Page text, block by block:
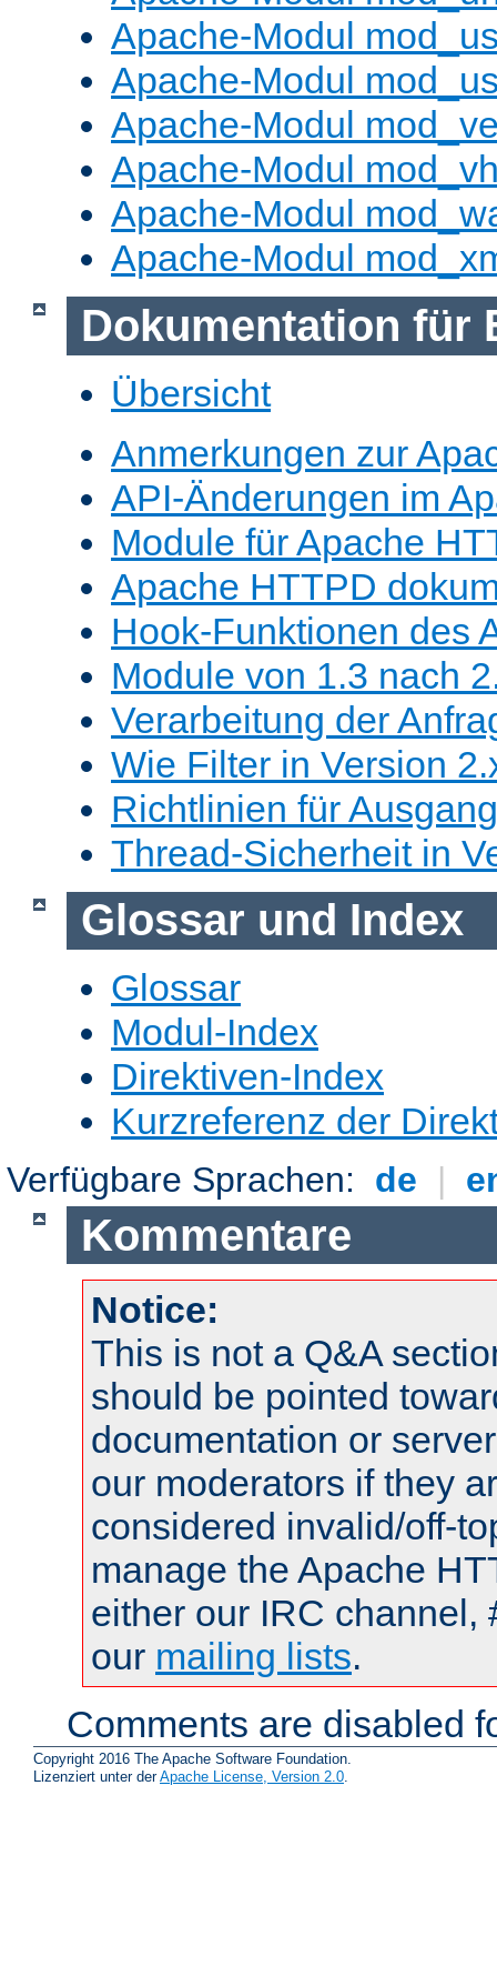
Apache-Modul
Apache-Modul
Apache-Modul
Apache-Modul
Apache-Modul
Apache-Modul
Dokumentation für
Übersicht
Anmerkungen zur
API-Änderungen im
Module für Apache
Apache HTTPD
Hook-Funktionen des
Module von 1.3 nach
Verarbeitung der
Wie Filter in Version
Richtlinien für
Thread-Sicherheit in
Glossar und Index
Glossar
Modul-Index
Direktiven-Index
Kurzreferenz der
Verfügbare Sprachen: de |
Kommentare
Notice:
This is not a Q&A
should be pointed
documentation or
our moderators if they
considered invalid/off-
manage the Apache
either our IRC channel,
our mailing lists.
Comments are disabled
Copyright 2016 The Apache Software Foundation.
Lizenziert unter derApache License, Version 2.0